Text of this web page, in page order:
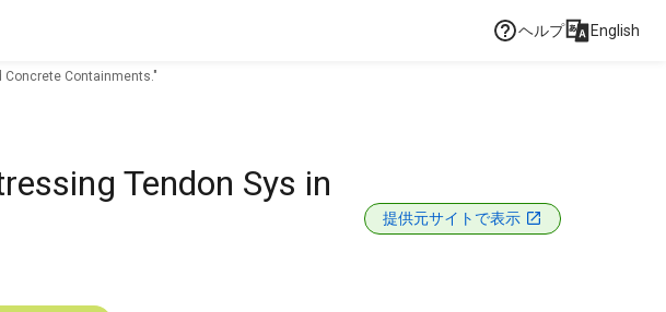
ヘルプ English
Concrete Containments."
Tendon Sys in
提供元サイトで表示